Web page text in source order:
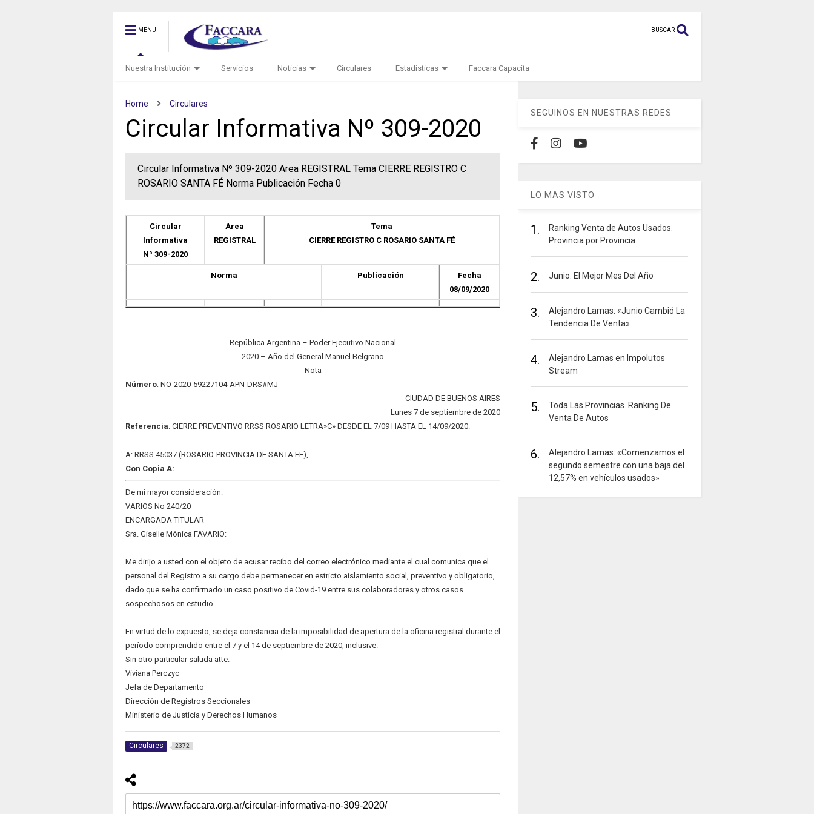
MENU BUSCAR
Nuestra Institución Servicios Noticias Circulares Estadísticas Faccara Capacita
Home Circulares
Circular Informativa Nº 309-2020
Circular Informativa Nº 309-2020 Area REGISTRAL Tema CIERRE REGISTRO C
ROSARIO SANTA FÉ Norma Publicación Fecha 0
Circular
Informativa
Nº 309-2020
Area
REGISTRAL
Tema
CIERRE REGISTRO C ROSARIO SANTA FÉ
Norma Publicación
Fecha
08/09/2020
República Argentina – Poder Ejecutivo Nacional
2020 – Año del General Manuel Belgrano
Nota
Número: NO-2020-59227104-APN-DRS#MJ
CIUDAD DE BUENOS AIRES
Lunes 7 de septiembre de 2020
Referencia: CIERRE PREVENTIVO RRSS ROSARIO LETRA»C» DESDE EL 7/09 HASTA EL 14/09/2020.
A: RRSS 45037 (ROSARIO-PROVINCIA DE SANTA FE),
Con Copia A:
De mi mayor consideración:
VARIOS No 240/20
ENCARGADA TITULAR
Sra. Giselle Mónica FAVARIO:
Me dirijo a usted con el objeto de acusar recibo del correo electrónico mediante el cual comunica que el
personal del Registro a su cargo debe permanecer en estricto aislamiento social, preventivo y obligatorio,
dado que se ha confirmado un caso positivo de Covid-19 entre sus colaboradores y otros casos
sospechosos en estudio.
En virtud de lo expuesto, se deja constancia de la imposibilidad de apertura de la oficina registral durante el
período comprendido entre el 7 y el 14 de septiembre de 2020, inclusive.
Sin otro particular saluda atte.
Viviana Perczyc
Jefa de Departamento
Dirección de Registros Seccionales
Ministerio de Justicia y Derechos Humanos
Circulares 2372
SEGUINOS EN NUESTRAS REDES
LO MAS VISTO
1.
Ranking Venta de Autos Usados.
Provincia por Provincia
2. Junio: El Mejor Mes Del Año
3.
Alejandro Lamas: «Junio Cambió La
Tendencia De Venta»
4.
Alejandro Lamas en Impolutos
Stream
5.
Toda Las Provincias. Ranking De
Venta De Autos
6.
Alejandro Lamas: «Comenzamos el
segundo semestre con una baja del
12,57% en vehículos usados»